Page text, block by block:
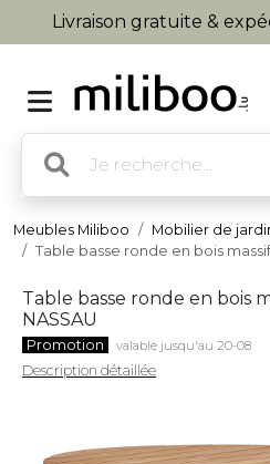
Livraison gratuite &
Meubles Miliboo Mobilier de
Table basse ronde en bois
Table basse ronde en bois
NASSAU
Promotion valable jusqu'au 20-08
Description détaillée